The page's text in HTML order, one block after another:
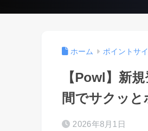
ホーム ポイントサ
【Powl】新
間でサクッ
2026年8月1日